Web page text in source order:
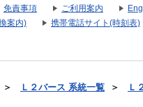
免責事項 ご利用案内
案内)
携帯電話サイト(時刻表)
＞ Ｌ２バース 系統一覧 ＞ Ｌ